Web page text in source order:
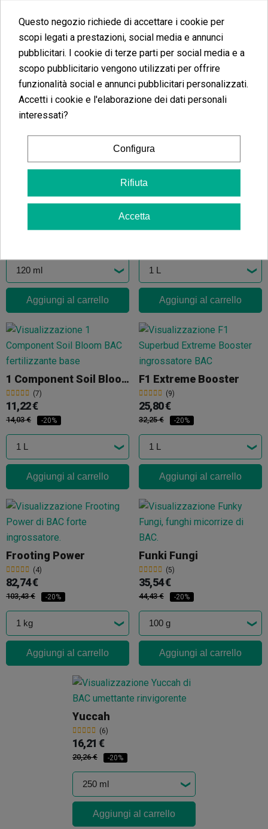
Fast Food Mineral
(4)
14,04 €
17,55 € -20%
Auto Stimulator
(8)
25,94 €
32,42 € -20%
Foliar Spray
29,87 €
Aggiungi al carrello
11,32 €
Aggiungi al carrello
1 Component Soil Bloom BAC
(7)
11,22 €
14,03 € -20%
Aggiungi al carrello
F1 Extreme Booster
(9)
25,80 €
32,25 € -20%
Aggiungi al carrello
Frooting Power
(4)
82,74 €
103,43 € -20%
Aggiungi al carrello
Funki Fungi
(5)
35,54 €
44,43 € -20%
Aggiungi al carrello
Yuccah
(6)
16,21 €
20,26 € -20%
Aggiungi al carrello
Questo negozio richiede di accettare i cookie per
scopi legati a prestazioni, social media e annunci
pubblicitari. I cookie di terze parti per social media e a
scopo pubblicitario vengono utilizzati per offrire
funzionalità social e annunci pubblicitari personalizzati.
Accetti i cookie e l'elaborazione dei dati personali
interessati?
Configura
Rifiuta
Accetta